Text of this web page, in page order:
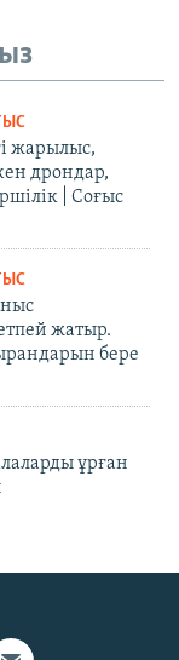
жарылыс,
дрондар,
| Cоғыс
жатыр.
бере
ұрған